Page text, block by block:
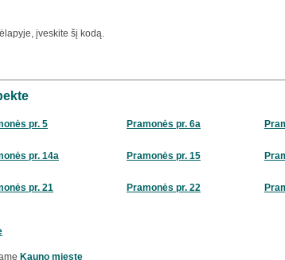
įveskite šį kodą.
pr. 5 Pramonės pr. 6a
pr. 14a Pramonės pr. 15
pr. 21 Pramonės pr. 22
Kauno mieste